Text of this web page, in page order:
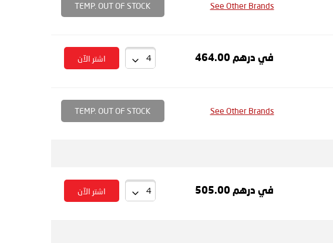
See Other Brands
TEMP. OUT OF STOCK
في درهم 464.00 اشتر الآن
See Other Brands
TEMP. OUT OF STOCK
في درهم 505.00 اشتر الآن